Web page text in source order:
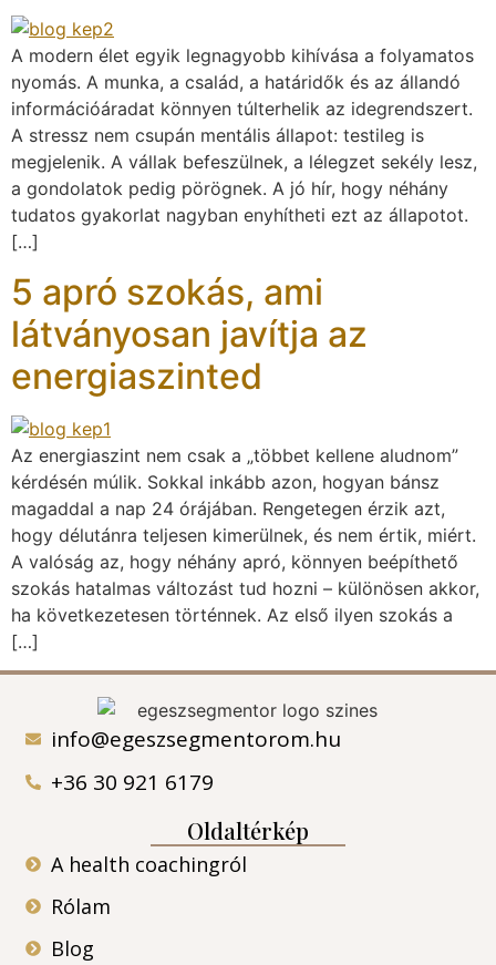
A modern élet egyik legnagyobb kihívása a folyamatos
nyomás. A munka, a család, a határidők és az állandó
információáradat könnyen túlterhelik az idegrendszert.
A stressz nem csupán mentális állapot: testileg is
megjelenik. A vállak befeszülnek, a lélegzet sekély lesz,
a gondolatok pedig pörögnek. A jó hír, hogy néhány
tudatos gyakorlat nagyban enyhítheti ezt az állapotot.
[…]
5 apró szokás, ami
látványosan javítja az
energiaszinted
Az energiaszint nem csak a „többet kellene aludnom”
kérdésén múlik. Sokkal inkább azon, hogyan bánsz
magaddal a nap 24 órájában. Rengetegen érzik azt,
hogy délutánra teljesen kimerülnek, és nem értik, miért.
A valóság az, hogy néhány apró, könnyen beépíthető
szokás hatalmas változást tud hozni – különösen akkor,
ha következetesen történnek. Az első ilyen szokás a
[…]
info@egeszsegmentorom.hu
+36 30 921 6179
Oldaltérkép
A health coachingról
Rólam
Blog